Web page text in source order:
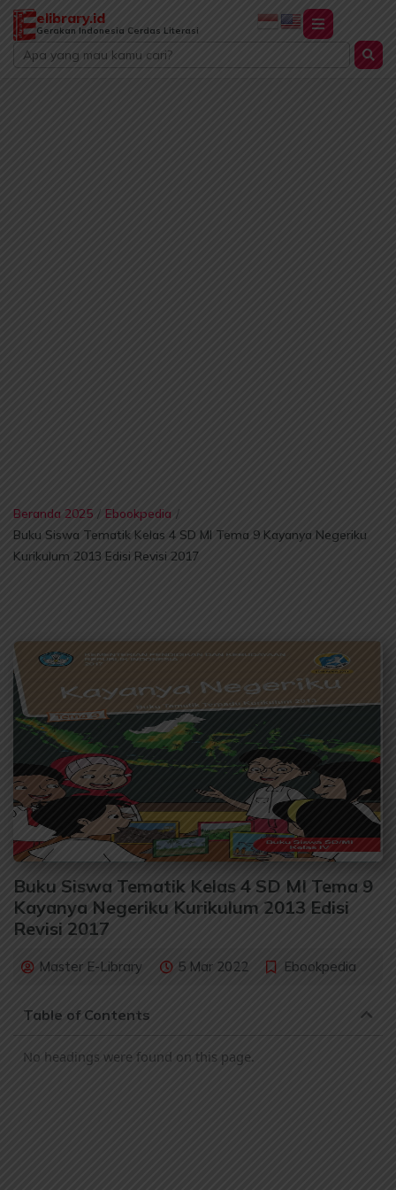
Lewati
konten
elibrary.id
Gerakan Indonesia Cerdas Literasi
Search
...
Beranda 2025 / Ebookpedia /
Buku Siswa Tematik Kelas 4 SD MI Tema 9 Kayanya Negeriku
Kurikulum 2013 Edisi Revisi 2017
Buku Siswa Tematik Kelas 4 SD MI Tema 9
Kayanya Negeriku Kurikulum 2013 Edisi
Revisi 2017
Master E-Library 5 Mar 2022 Ebookpedia
Table of Contents
No headings were found on this page.